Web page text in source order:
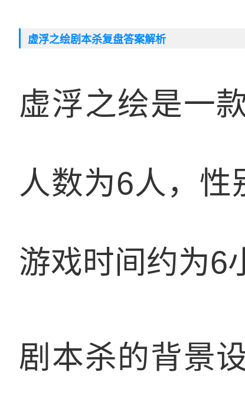
虚浮之绘剧本杀复盘答案解析
虚浮之绘是一
人数为6人，性
游戏时间约为6
剧本杀的背景